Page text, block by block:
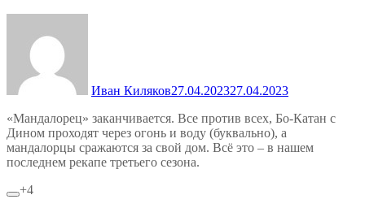
Иван Киляков27.04.202327.04.2023
«Мандалорец» заканчивается. Все против всех, Бо-Катан с
Дином проходят через огонь и воду (буквально), а
мандалорцы сражаются за свой дом. Всё это – в нашем
последнем рекапе третьего сезона.
+4